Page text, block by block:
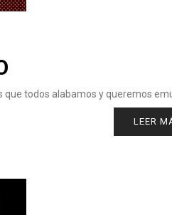
que todos alabamos y queremos
LEER